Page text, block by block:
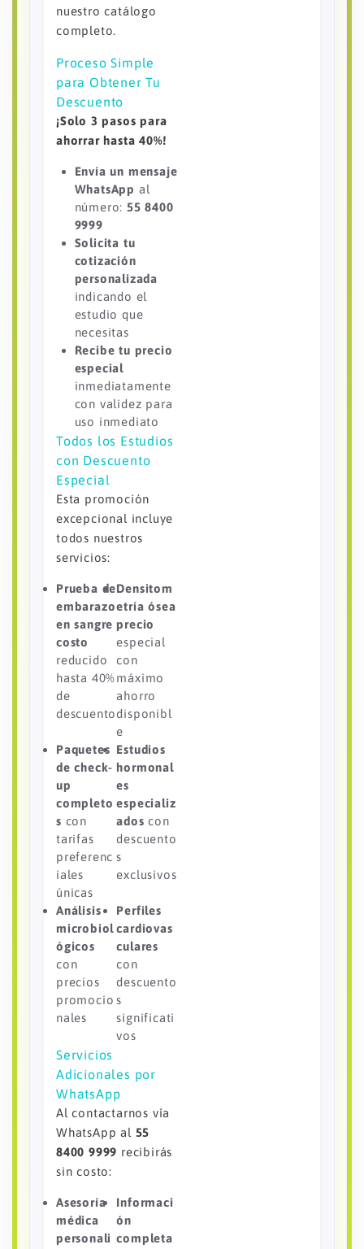
nuestro catálogo
completo.
Proceso Simple
para Obtener Tu
Descuento
¡Solo 3 pasos para
ahorrar hasta 40%!
Envía un mensaje
WhatsApp al
número: 55 8400
9999
Solicita tu
cotización
personalizada
indicando el
estudio que
necesitas
Recibe tu precio
especial
inmediatamente
con validez para
uso inmediato
Todos los Estudios
con Descuento
Especial
Esta promoción
excepcional incluye
todos nuestros
servicios:
Prueba de
embarazo
en sangre
costo
reducido
hasta 40%
de
descuento
Densitom
etría ósea
precio
especial
con
máximo
ahorro
disponibl
e
Paquetes
de check-
up
completo
s con
tarifas
preferenc
iales
únicas
Estudios
hormonal
es
especializ
ados con
descuento
s
exclusivos
Análisis
microbiol
ógicos
con
precios
promocio
nales
Perfiles
cardiovas
culares
con
descuento
s
significati
vos
Servicios
Adicionales por
WhatsApp
Al contactarnos vía
WhatsApp al 55
8400 9999 recibirás
sin costo:
Asesoría
médica
personali
Informaci
ón
completa